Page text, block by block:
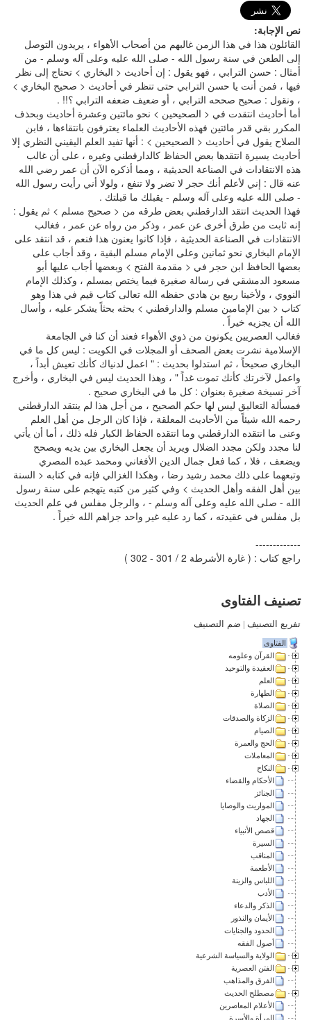
نص الإجابة:
القائلون هذا في هذا الزمن غالبهم من أصحاب الأهواء ، يريدون التوصل
إلى الطعن في سنة رسول الله - صلى الله عليه وعلى آله وسلم - من
أمثال : حسن الترابي ، فهو يقول : إن أحاديث < البخاري > تحتاج إلى نظر
فيها ، فمن أنت يا حسن الترابي حتى تنظر في أحاديث < صحيح البخاري >
، ونقول : صحيح صححه الترابي ، أو ضعيف ضعفه الترابي ؟!! .
أما أحاديث انتقدت في < الصحيحين > نحو مائتين وعشرة أحاديث وبحذف
المكرر بقي قدر مائتين فهذه الأحاديث العلماء يعترفون بانتقاءها ، فابن
الصلاح يقول في أحاديث < الصحيحين > : أنها تفيد العلم اليقيني النظري إلا
أحاديث يسيرة انتقدها بعض الحفاظ كالدارقطني وغيره ، على أن غالب
هذه الانتقادات في الصناعة الحديثية ، ومما أذكره الآن أن عمر رضي الله
عنه قال : إني لأعلم أنك حجر لا تضر ولا تنفع ، ولولا أني رأيت رسول الله
- صلى الله عليه وعلى آله وسلم - يقبلك ما قبلتك .
فهذا الحديث انتقد الدارقطني بعض طرقه من < صحيح مسلم > ثم يقول :
إنه ثابت من طرق أخرى عن عمر ، وذكر من رواه عن عمر ، فغالب
الانتقادات في الصناعة الحديثية ، فإذا كانوا يعنون هذا فنعم ، قد انتقد على
الإمام البخاري نحو ثمانين وعلى الإمام مسلم البقية ، وقد أجاب على
بعضها الحافظ ابن حجر في < مقدمة الفتح > وبعضها أجاب عليها أبو
مسعود الدمشقي في رسالة صغيرة فيما يختص بمسلم ، وكذلك الإمام
النووي ، ولأخينا ربيع بن هادي حفظه الله تعالى كتاب قيم في هذا وهو
كتاب < بين الإمامين مسلم والدارقطني > بحثه بحثاً يشكر عليه ، وأسال
الله أن يجزيه خيراً .
فغالب العصريين يكونون من ذوي الأهواء فعند أن كنا في الجامعة
الإسلامية نشرت بعض الصحف أو المجلات في الكويت : ليس كل ما في
البخاري صحيحاً ، ثم استدلوا بحديث : " اعمل لدنياك كأنك تعيش أبداً ،
واعمل لآخرتك كأنك تموت غداً " ، وهذا الحديث ليس في البخاري ، وأخرج
آخر نسيخة صغيرة بعنوان : كل ما في البخاري صحيح .
فمسألة التعاليق ليس لها حكم الصحيح ، من أجل هذا لم ينتقد الدارقطني
رحمه الله شيئاً من الأحاديث المعلقة ، فإذا كان الرجل من أهل العلم
وعنى ما انتقده الدارقطني وما انتقده الحفاظ الكبار فله ذلك ، أما أن يأتي
لنا مجدد ولكن مجدد الضلال ويريد أن يجعل البخاري بين يديه ويصحح
ويضعف ، فلا ، كما فعل جمال الدين الأفغاني ومحمد عبده المصري
وتبعهما على ذلك محمد رشيد رضا ، وهكذا الغزالي فإنه في كتابه < السنة
بين أهل الفقه وأهل الحديث > وفي كثير من كتبه يتهجم على سنة رسول
الله - صلى الله عليه وعلى آله وسلم - ، والرجل مفلس في علم الحديث
بل مفلس في عقيدته ، كما رد عليه غير واحد جزاهم الله خيراً .
-------------
راجع كتاب : ( غارة الأشرطة 2 / 301 - 302 )
تصنيف الفتاوى
تفريع التصنيف | ضم التصنيف
الفتاوى
القرآن وعلومه
العقيدة والتوحيد
العلم
الطهارة
الصلاة
الزكاة والصدقات
الصيام
الحج والعمرة
المعاملات
النكاح
الأحكام والقضاء
الجنائز
المواريث والوصايا
الجهاد
قصص الأنبياء
السيرة
المناقب
الأطعمة
اللباس والزينة
الأدب
الذكر والدعاء
الأيمان والنذور
الحدود والجنايات
أصول الفقه
الولاية والسياسة الشرعية
الفتن العصرية
الفرق والمذاهب
مصطلح الحديث
الأعلام المعاصرين
المرأة والأسرة